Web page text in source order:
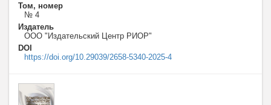
Том, номер
№ 4
Издатель
ООО "Издательский Центр РИОР"
DOI
https://doi.org/10.29039/2658-5340-2025-4